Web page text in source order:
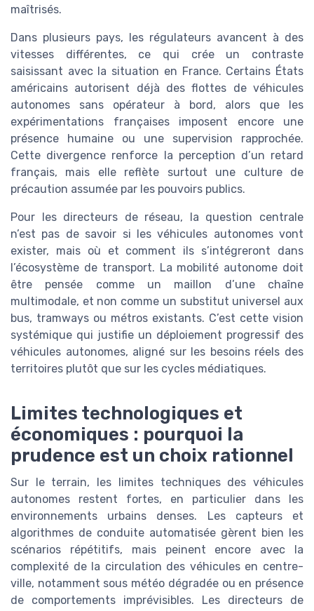
maîtrisés.
Dans plusieurs pays, les régulateurs avancent à des
vitesses différentes, ce qui crée un contraste
saisissant avec la situation en France. Certains États
américains autorisent déjà des flottes de véhicules
autonomes sans opérateur à bord, alors que les
expérimentations françaises imposent encore une
présence humaine ou une supervision rapprochée.
Cette divergence renforce la perception d’un retard
français, mais elle reflète surtout une culture de
précaution assumée par les pouvoirs publics.
Pour les directeurs de réseau, la question centrale
n’est pas de savoir si les véhicules autonomes vont
exister, mais où et comment ils s’intégreront dans
l’écosystème de transport. La mobilité autonome doit
être pensée comme un maillon d’une chaîne
multimodale, et non comme un substitut universel aux
bus, tramways ou métros existants. C’est cette vision
systémique qui justifie un déploiement progressif des
véhicules autonomes, aligné sur les besoins réels des
territoires plutôt que sur les cycles médiatiques.
Limites technologiques et
économiques : pourquoi la
prudence est un choix rationnel
Sur le terrain, les limites techniques des véhicules
autonomes restent fortes, en particulier dans les
environnements urbains denses. Les capteurs et
algorithmes de conduite automatisée gèrent bien les
scénarios répétitifs, mais peinent encore avec la
complexité de la circulation des véhicules en centre-
ville, notamment sous météo dégradée ou en présence
de comportements imprévisibles. Les directeurs de